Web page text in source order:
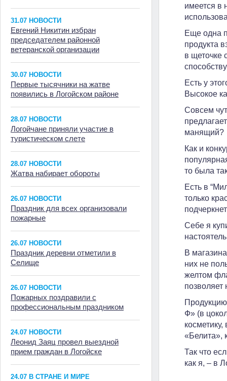
31.07 НОВОСТИ
Евгений Никитин избран
председателем районной
ветеранской организации
30.07 НОВОСТИ
Первые тысячники на жатве
появились в Логойском районе
28.07 НОВОСТИ
Логойчане приняли участие в
туристическом слете
28.07 НОВОСТИ
Жатва набирает обороты
26.07 НОВОСТИ
Праздник для всех организовали
пожарные
26.07 НОВОСТИ
Праздник деревни отметили в
Селище
26.07 НОВОСТИ
Пожарных поздравили с
профессиональным праздником
24.07 НОВОСТИ
Леонид Заяц провел выездной
прием граждан в Логойске
24.07 В СТРАНЕ И МИРЕ
имеется в
Еще одна
продукта
в щеточке
Есть у
Высокое
Совсем
манящий?
Как и
то была
Есть в
только
Себе я
В
них не
желтом
позволяет
Ф» (в
«Белита»,
Так что
как я, – в